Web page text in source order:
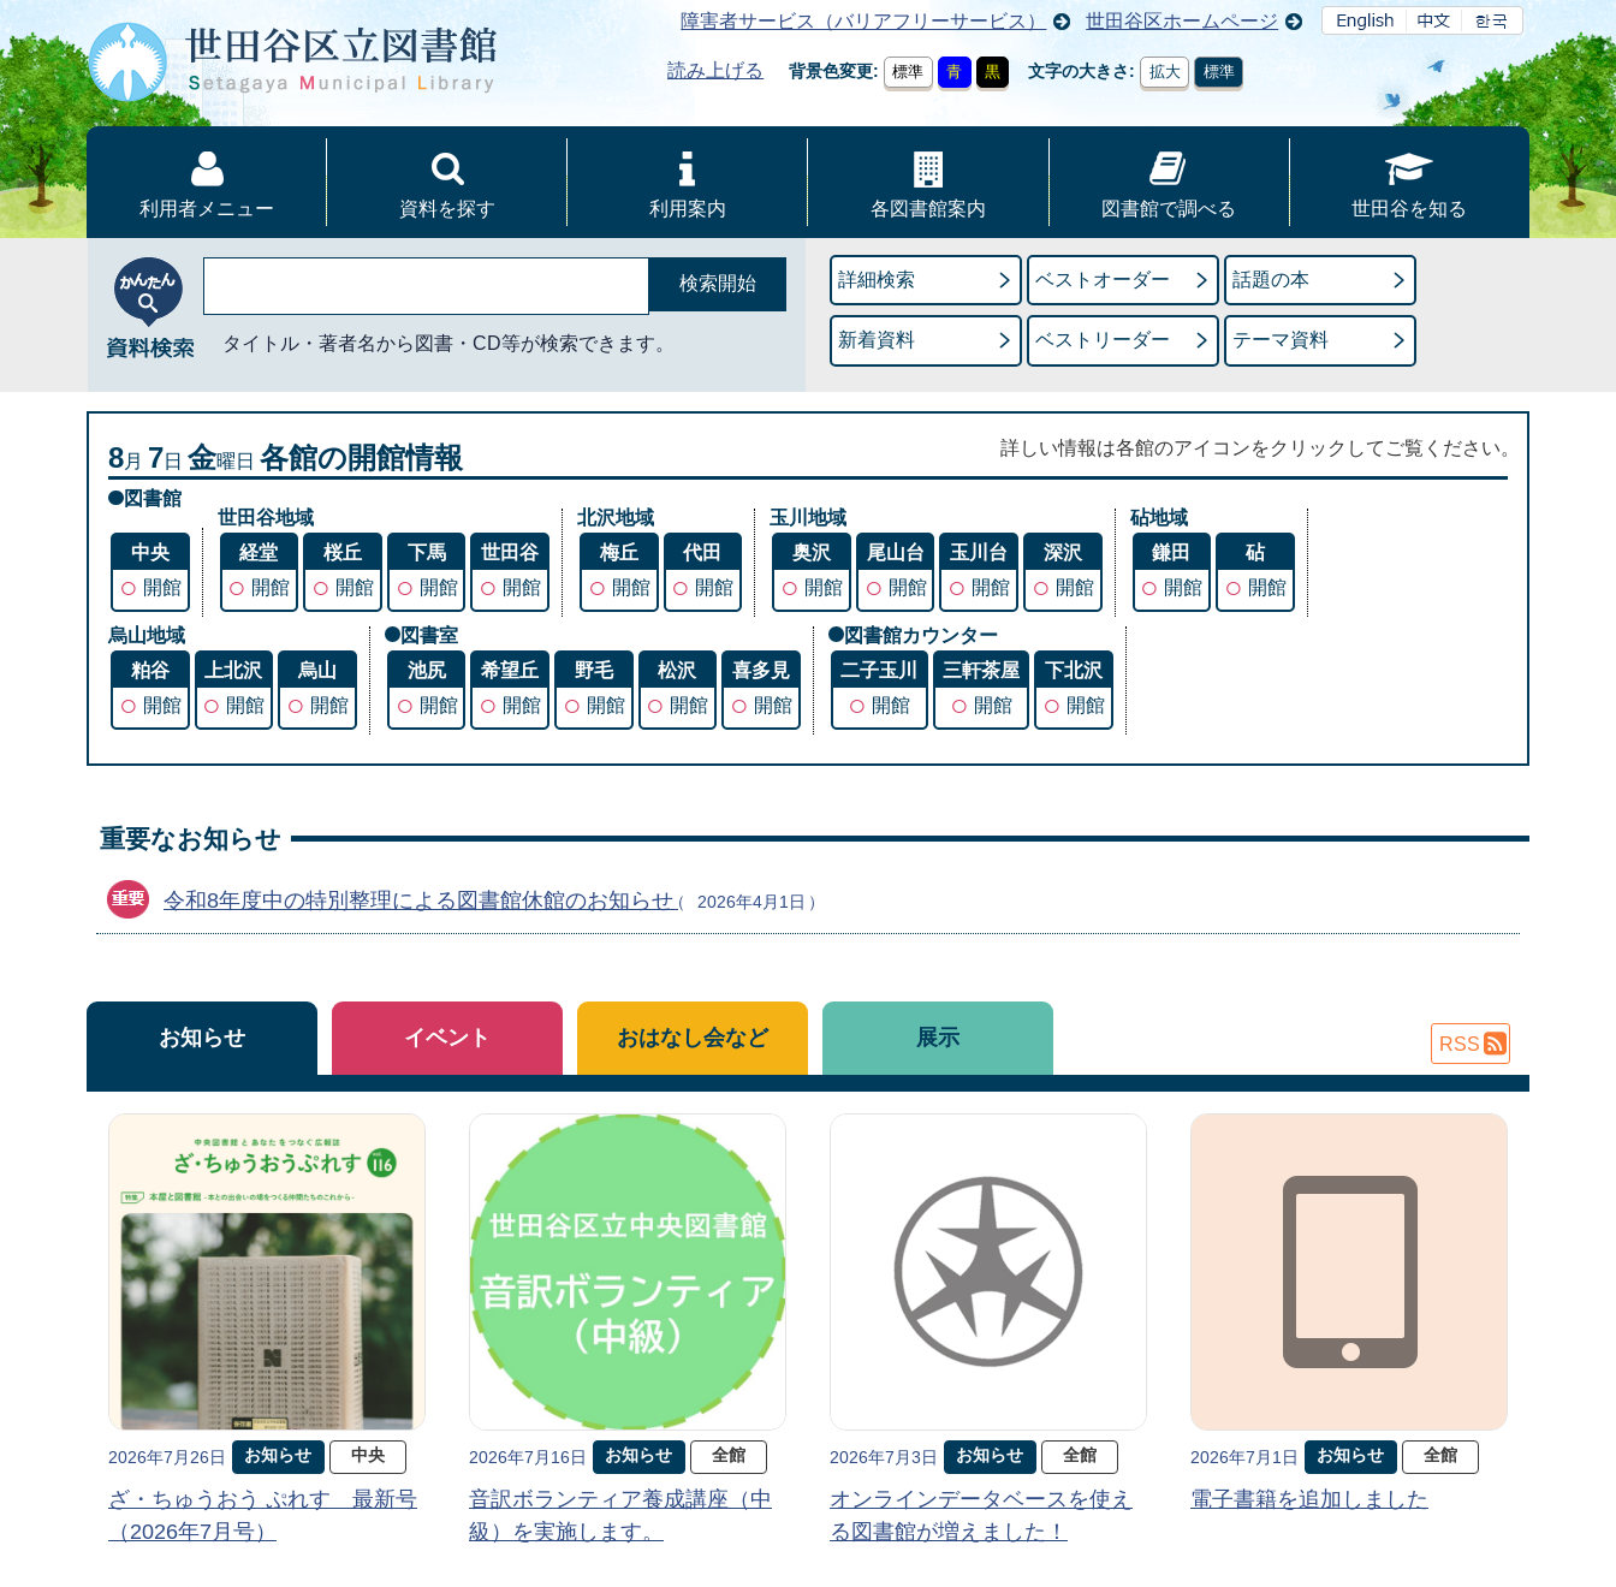
障害者サービス（バリアフリーサービス） 世田谷区ホームページ
読み上げる 背景色変更 標準 青 黒 文字の大きさ 拡大 標準
利用者メニュー 資料を探す 利用案内 各図書館案内 図書館で調べる 世田谷を知る
タイトル・著者名から図書・CD等が検索できます。
詳細検索 ベストオーダー 話題の本
新着資料 ベストリーダー テーマ資料
8月 7日 金曜日 各館の開館情報 詳しい情報は各館のアイコンをクリックしてご覧ください。
図書館
中央
○ 開館
世田谷地域
経堂
○ 開館
桜丘
○ 開館
下馬
○ 開館
世田谷
○ 開館
北沢地域
梅丘
○ 開館
代田
○ 開館
玉川地域
奥沢
○ 開館
尾山台
○ 開館
玉川台
○ 開館
深沢
○ 開館
砧地域
鎌田
○ 開館
砧
○ 開館
烏山地域
粕谷
○ 開館
上北沢
○ 開館
烏山
○ 開館
図書室
池尻
○ 開館
希望丘
○ 開館
野毛
○ 開館
松沢
○ 開館
喜多見
○ 開館
図書館カウンター
二子玉川
○ 開館
三軒茶屋
○ 開館
下北沢
○ 開館
重要なお知らせ
令和8年度中の特別整理による図書館休館のお知らせ 2026年4月1日
お知らせ
2026年7月26日 お知らせ 中央
ざ・ちゅうおう ぷれす 最新号
（2026年7月号）
2026年7月16日 お知らせ 全館
音訳ボランティア養成講座（中
級）を実施します。
2026年7月3日 お知らせ 全館
オンラインデータベースを使え
る図書館が増えました！
2026年7月1日 お知らせ 全館
電子書籍を追加しました
イベント おはなし会など 展示 RSS